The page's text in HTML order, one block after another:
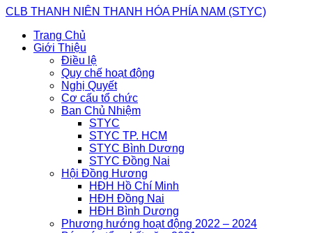
Skip
content
CLB THANH NIÊN THANH HÓA PHÍA NAM (STYC)
Trang Chủ
Giới Thiệu
Điều lệ
Quy chế hoạt động
Nghị Quyết
Cơ cấu tổ chức
Ban Chủ Nhiệm
STYC
STYC TP. HCM
STYC Bình Dương
STYC Đồng Nai
Hội Đồng Hương
HĐH Hồ Chí Minh
HĐH Đồng Nai
HĐH Bình Dương
Phương hướng hoạt động 2022 – 2024